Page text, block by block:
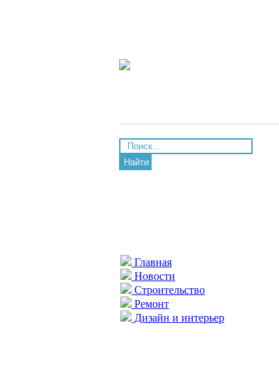
Найти
Главная
Новости
Строительство
Ремонт
Дизайн и интерьер